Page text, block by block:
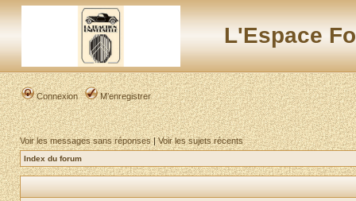
L'Espace
Connexion M’enregistrer
Voir les messages sans réponses|Voir les sujets récents
Index du forum